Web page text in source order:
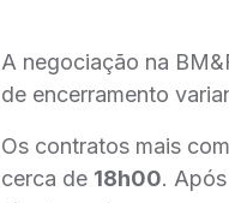
A negociação na
de encerramento
Os contratos mais
cerca de 18h00.